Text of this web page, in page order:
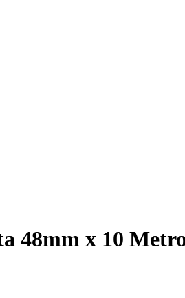
48mm x 10